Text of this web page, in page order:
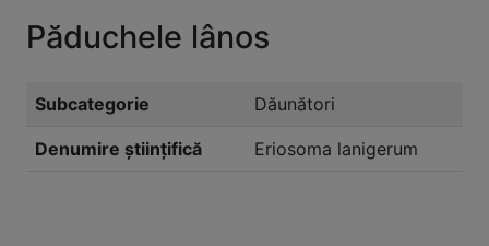
Păduchele lânos
Subcategorie Dăunători
Denumire științifică Eriosoma lanigerum